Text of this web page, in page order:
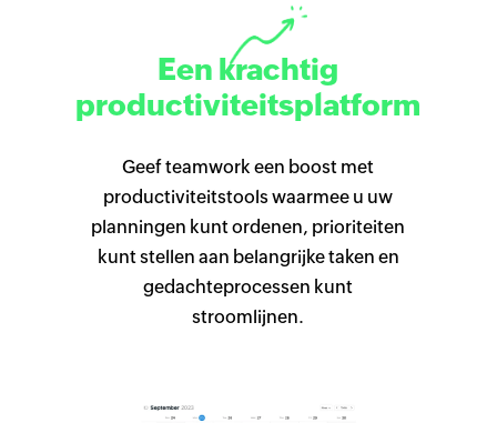
Een krachtig
productiviteitsplatform
Geef teamwork een boost met
productiviteitstools waarmee u uw
planningen kunt ordenen, prioriteiten
kunt stellen aan belangrijke taken en
gedachteprocessen kunt
stroomlijnen.